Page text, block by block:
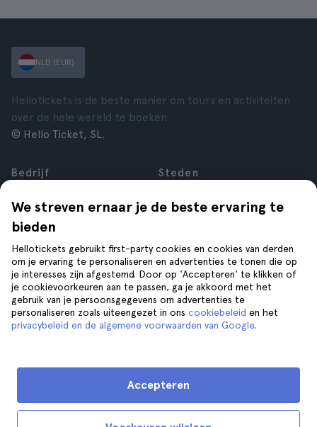
We streven ernaar je de beste ervaring te
bieden
Hellotickets gebruikt first-party cookies en cookies van derden
om je ervaring te personaliseren en advertenties te tonen die op
je interesses zijn afgestemd. Door op 'Accepteren' te klikken of
je cookievoorkeuren aan te passen, ga je akkoord met het
gebruik van je persoonsgegevens om advertenties te
personaliseren zoals uiteengezet in ons cookiebeleid en het
privacybeleid en de algemene voorwaarden van Google.
Accepteren
NLD (EUR)
Hellotickets is de beste manier om tours en activiteiten
over de hele wereld te boeken.
© Hello Ticket, SL.
Bedrijf
Vacatures
Affiliate
Reviews
Privacy
Voorwaarden
Juridische kennisgeving
Cookies
Steden
Rome
Londen
Granada
Krakau
Tenerife
Help